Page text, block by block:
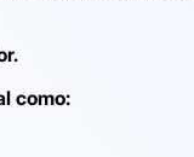
como: